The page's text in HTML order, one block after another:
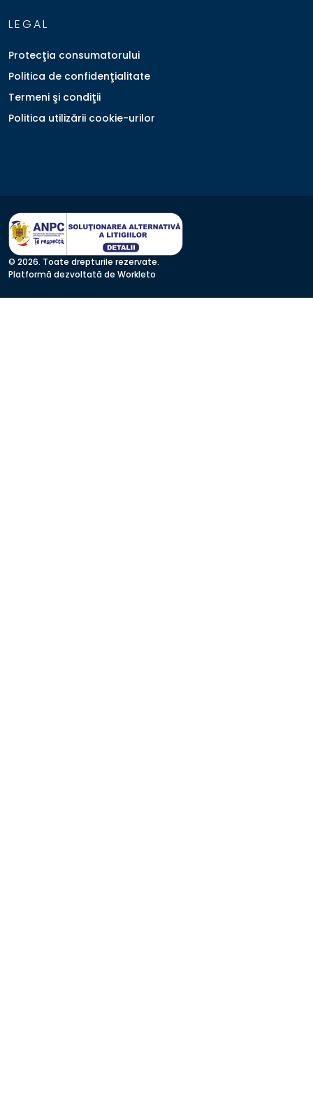
LEGAL
Protecţia consumatorului
Politica de confidenţialitate
Termeni şi condiţii
Politica utilizării cookie-urilor
© 2026. Toate drepturile rezervate.
Platformă dezvoltată de Workleto